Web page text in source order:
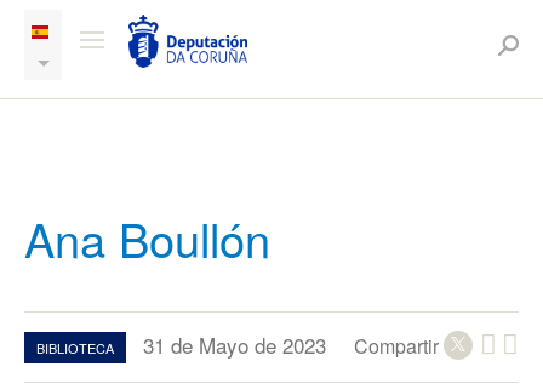
Ana Boullón
BIBLIOTECA 31 de Mayo de 2023 Compartir